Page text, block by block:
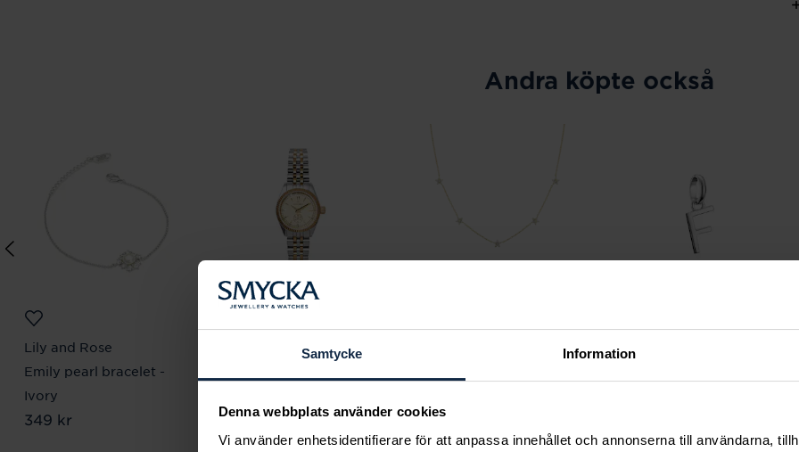
Samtycke Information
Denna webbplats använder cookies
Vi använder enhetsidentifierare för att anpassa innehållet och annonserna till användarna,
Andra köpte också
Lily and Rose
Emily pearl bracelet -
Ivory
Pris :349 kr
349 kr